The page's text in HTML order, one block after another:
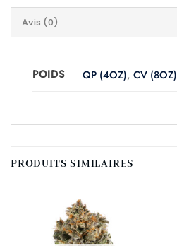
Avis (0)
POIDS QP (4OZ),CV (8OZ)
PRODUITS SIMILAIRES